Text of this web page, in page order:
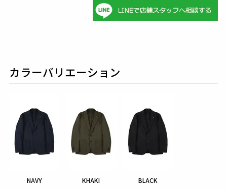
カラーバリエーション
NAVY KHAKI BLACK